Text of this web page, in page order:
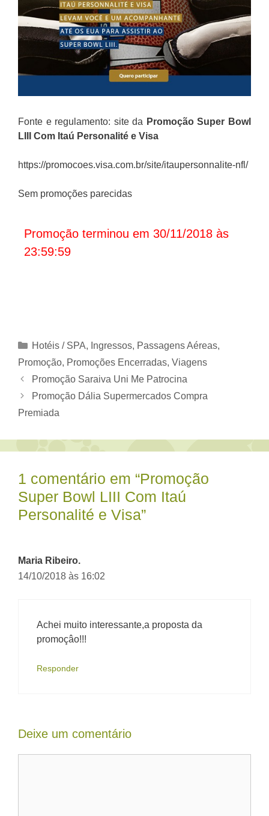
Fonte e regulamento: site da PromoçãoSuper Bowl
LIII Com Itaú Personalité e Visa
https://promocoes.visa.com.br/site/itaupersonnalite-nfl/
Sem promoções parecidas
Promoção terminou em 30/11/2018 às
23:59:59
Categorias
Hotéis / SPA, Ingressos, Passagens Aéreas,
Promoção, Promoções Encerradas, Viagens
Promoção Saraiva Uni Me Patrocina
Promoção Dália Supermercados Compra
Premiada
1 comentário em “Promoção
Super Bowl LIII Com Itaú
Personalité e Visa”
Maria Ribeiro.
14/10/2018 às 16:02
Achei muito interessante,a proposta da
promoçâo!!!
Responder
Deixe um comentário